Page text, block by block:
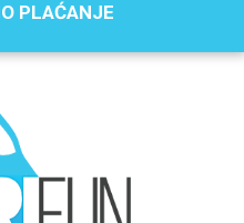
PLAĆANJE